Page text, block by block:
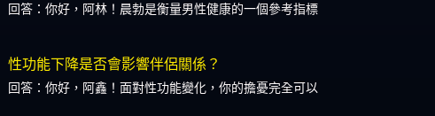
回答：你好，阿林！晨勃是衡量男性健康的一個參考指標
性功能下降是否會影響伴侶關係？
回答：你好，阿鑫！面對性功能變化，你的擔憂完全可以